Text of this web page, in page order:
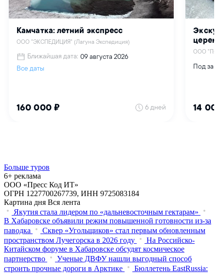
Больше туров
6+ реклама
ООО «Пресс Код ИТ»
ОГРН 1227700267739, ИНН 9725083184
Картина дня Вся лента
Якутия стала лидером по «дальневосточным гектарам»
В Хабаровске объявили режим повышенной готовности из‑за
паводка
Сквер «Угольщиков» стал первым обновленным
пространством Лучегорска в 2026 году
На Российско-
Китайском форуме в Хабаровске обсудят космическое
партнерство
Ученые ДВФУ нашли выгодный способ
строить прочные дороги в Арктике
Бюллетень EastRussia: